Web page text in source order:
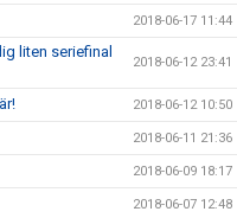
2018-06-17 11:44
liten seriefinal
2018-06-12 23:41
2018-06-12 10:50
2018-06-11 21:36
2018-06-09 18:17
2018-06-07 12:48